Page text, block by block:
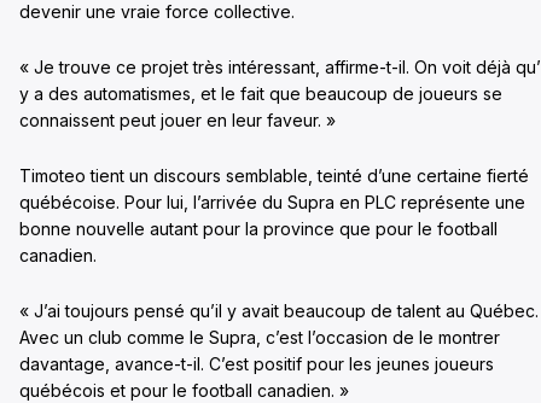
devenir une vraie force collective.
« Je trouve ce projet très intéressant, affirme-t-il. On voit déjà
y a des automatismes, et le fait que beaucoup de joueurs se
connaissent peut jouer en leur faveur. »
Timoteo tient un discours semblable, teinté d’une certaine fierté
québécoise. Pour lui, l’arrivée du Supra en PLC représente une
bonne nouvelle autant pour la province que pour le football
canadien.
« J’ai toujours pensé qu’il y avait beaucoup de talent au Québec.
Avec un club comme le Supra, c’est l’occasion de le montrer
davantage, avance-t-il. C’est positif pour les jeunes joueurs
québécois et pour le football canadien. »